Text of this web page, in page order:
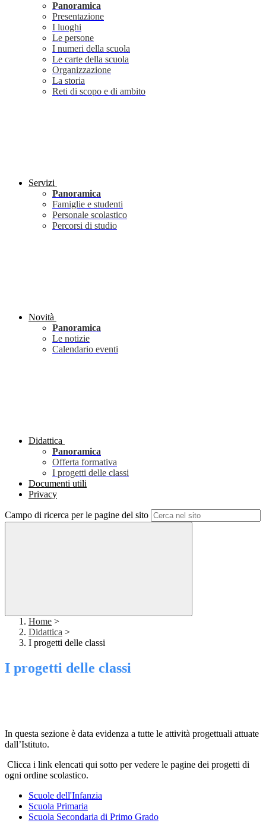
Panoramica
Presentazione
I luoghi
Le persone
I numeri della scuola
Le carte della scuola
Organizzazione
La storia
Reti di scopo e di ambito
Servizi
Panoramica
Famiglie e studenti
Personale scolastico
Percorsi di studio
Novità
Panoramica
Le notizie
Calendario eventi
Didattica
Panoramica
Offerta formativa
I progetti delle classi
Documenti utili
Privacy
Campo di ricerca per le pagine del sito
Home >
Didattica >
I progetti delle classi
I progetti delle classi
In questa sezione è data evidenza a tutte le attività progettuali attuate
dall’Istituto.
Clicca i link elencati qui sotto per vedere le pagine dei progetti di
ogni ordine scolastico.
Scuole dell'Infanzia
Scuola Primaria
Scuola Secondaria di Primo Grado